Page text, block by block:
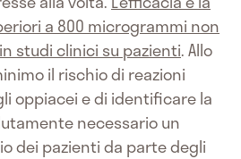
a 800 microgrammi non
studi clinici su pazienti. Allo
il rischio di reazioni
oppiacei e di identificare la
necessario un
dei pazienti da parte degli